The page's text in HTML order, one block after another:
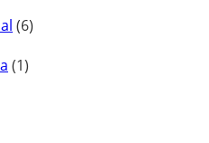
(6)
(1)